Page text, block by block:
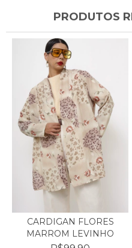
PRODUTOS
CARDIGAN FLORES
MARROM LEVINHO